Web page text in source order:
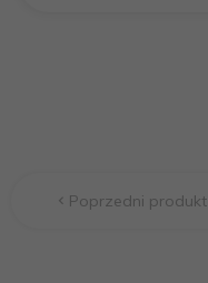
Poprzedni produkt